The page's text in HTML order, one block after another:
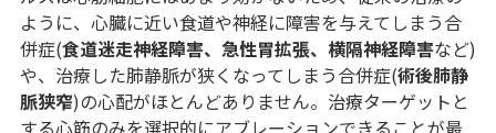
ように、心臓に近い食道や神経に障害を与えてしまう合
併症(食道迷走神経障害、急性胃拡張、横隔神経障害など)
や、治療した肺静脈が狭くなってしまう合併症(術後肺静
脈狭窄)の心配がほとんどありません。治療ターゲットと